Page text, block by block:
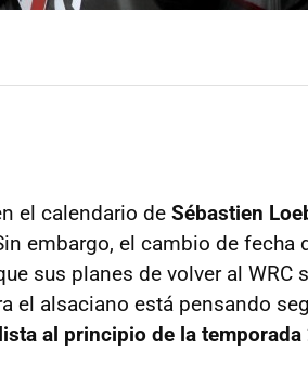
el calendario de Sébastien
embargo, el cambio de fecha
sus planes de volver al WRC
el alsaciano está pensando
al principio de la temporada